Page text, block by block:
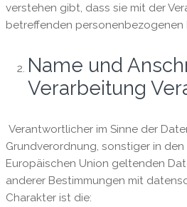
verstehen gibt, dass sie mit der
betreffenden personenbezogenen
Name und
Verarbeitung
Verantwortlicher im Sinne der
Grundverordnung, sonstiger in
Europäischen Union geltenden
anderer Bestimmungen mit
Charakter ist die: